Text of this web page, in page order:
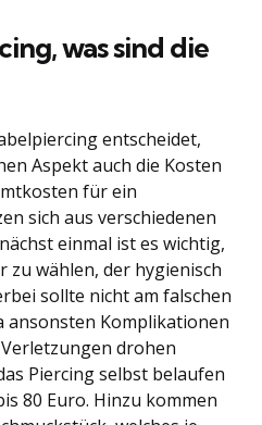
was sind die
entscheidet,
Aspekt auch die Kosten
für ein
sich aus verschiedenen
einmal ist es wichtig,
zu wählen, der hygienisch
sollte nicht am falschen
ansonsten Komplikationen
drohen
Piercing selbst belaufen
80 Euro. Hinzu kommen